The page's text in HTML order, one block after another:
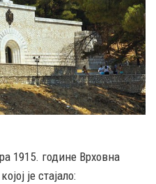
1915. године Врховна
је стајало: